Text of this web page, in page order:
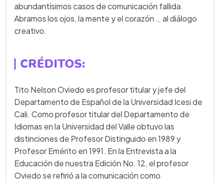
abundantísimos casos de comunicación fallida.
Abramos los ojos, la mente y el corazón … al diálogo
creativo.
CRÉDITOS:
Tito Nelson Oviedo es profesor titular y jefe del
Departamento de Español de la Universidad Icesi de
Cali. Como profesor titular del Departamento de
Idiomas en la Universidad del Valle obtuvo las
distinciones de Profesor Distinguido en 1989 y
Profesor Emérito en 1991. En la Entrevista a la
Educación de nuestra Edición No. 12, el profesor
Oviedo se refirió a la comunicación como